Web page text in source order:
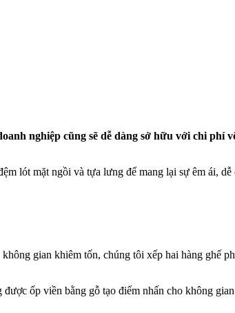
nghiệp cũng sẽ dễ dàng sở hữu với chi phí
lót mặt ngồi và tựa lưng để mang lại sự êm ái, dễ
gian khiêm tốn, chúng tôi xếp hai hàng ghế
ốp viền bằng gỗ tạo điểm nhấn cho không